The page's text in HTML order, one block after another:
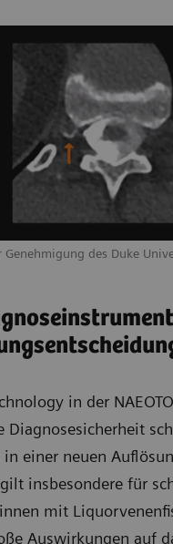
des Duke
in der
Diagnosesicherheit
einer neuen
insbesondere für
mit
Auswirkungen auf